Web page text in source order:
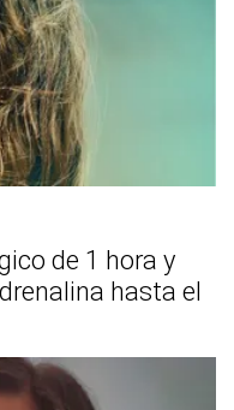
de 1 hora y
hasta el